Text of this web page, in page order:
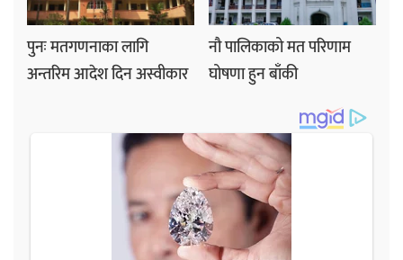
पुनः मतगणनाका लागि
अन्तरिम आदेश दिन अस्वीकार
नौ पालिकाको मत परिणाम
घोषणा हुन बाँकी